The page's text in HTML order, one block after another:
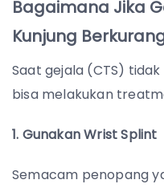
Bagaimana Jika
Kunjung
Saat gejala (CTS)
bisa melakukan
1. Gunakan Wrist Splint
Semacam penopang